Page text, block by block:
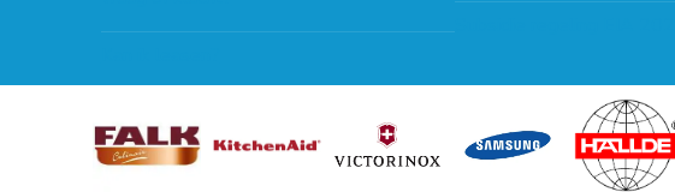
Subsidie regeling EIA 2020